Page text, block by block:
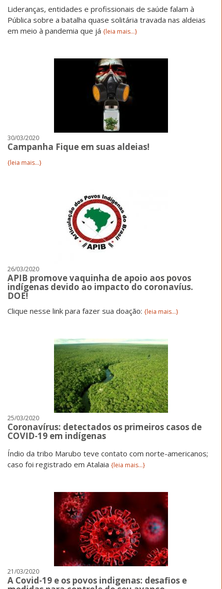
Lideranças, entidades e profissionais de saúde falam à
Pública sobre a batalha quase solitária travada nas aldeias
em meio à pandemia que já {leia mais...}
30/03/2020
Campanha Fique em suas aldeias!
{leia mais...}
26/03/2020
APIB promove vaquinha de apoio aos povos
indígenas devido ao impacto do coronavíus.
DOE!
Clique nesse link para fazer sua doação: {leia mais...}
25/03/2020
Coronavírus: detectados os primeiros casos de
COVID-19 em indígenas
Índio da tribo Marubo teve contato com norte-americanos;
caso foi registrado em Atalaia {leia mais...}
21/03/2020
A Covid-19 e os povos indigenas: desafios e